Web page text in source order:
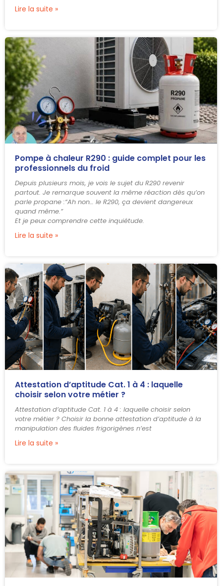
Lire la suite »
Pompe à chaleur R290 : guide complet pour les
professionnels du froid
Depuis plusieurs mois, je vois le sujet du R290 revenir
partout. Je remarque souvent la même réaction dès qu’on
parle propane :“Ah non… le R290, ça devient dangereux
quand même.”
Et je peux comprendre cette inquiétude.
Lire la suite »
Attestation d’aptitude Cat. 1 à 4 : laquelle
choisir selon votre métier ?
Attestation d’aptitude Cat. 1 à 4 : laquelle choisir selon
votre métier ? Choisir la bonne attestation d’aptitude à la
manipulation des fluides frigorigènes n’est
Lire la suite »